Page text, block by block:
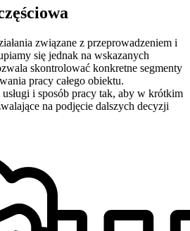
związane z przeprowadzeniem i
się jednak na wskazanych
skontrolować konkretne segmenty
pracy całego obiektu.
i sposób pracy tak, aby w krótkim
na podjęcie dalszych decyzji